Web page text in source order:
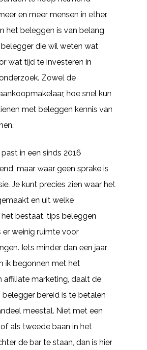
en meer mensen in ether.
het beleggen is van belang
die wil weten wat
wat tijd te investeren in
Zowel de
hoe snel kun
met beleggen kennis van
in een sinds 2016
maar waar geen sprake is
Je kunt precies zien waar het
en uit welke
bestaat, tips beleggen
er weinig ruimte voor
Iets minder dan een jaar
ik begonnen met het
affiliate marketing, daalt de
belegger bereid is te betalen
meestal. Niet met een
als tweede baan in het
de bar te staan, dan is hier